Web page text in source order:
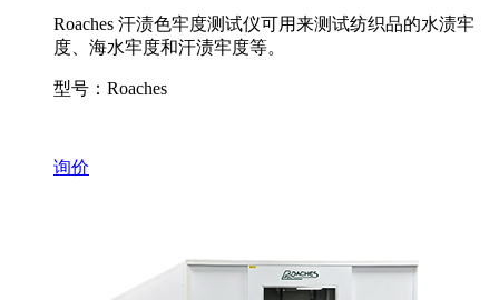
Roaches 汗渍色牢度测试仪可用来测试纺织品的水渍牢
度、海水牢度和汗渍牢度等。
型号：Roaches
询价